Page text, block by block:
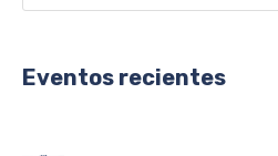
Eventos recientes